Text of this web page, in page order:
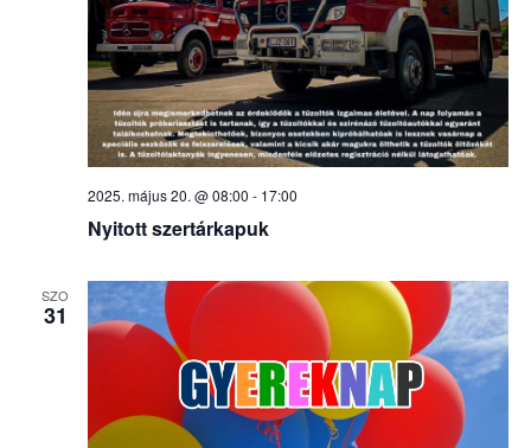
Nyitott szertárkapuk
2025. május 20. @ 08:00 - 17:00
SZO
31